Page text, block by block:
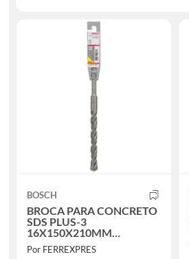
BOSCH
BROCA PARA CONCRETO
SDS PLUS-3
16X150X210MM
2608831044
Por FERREXPRES